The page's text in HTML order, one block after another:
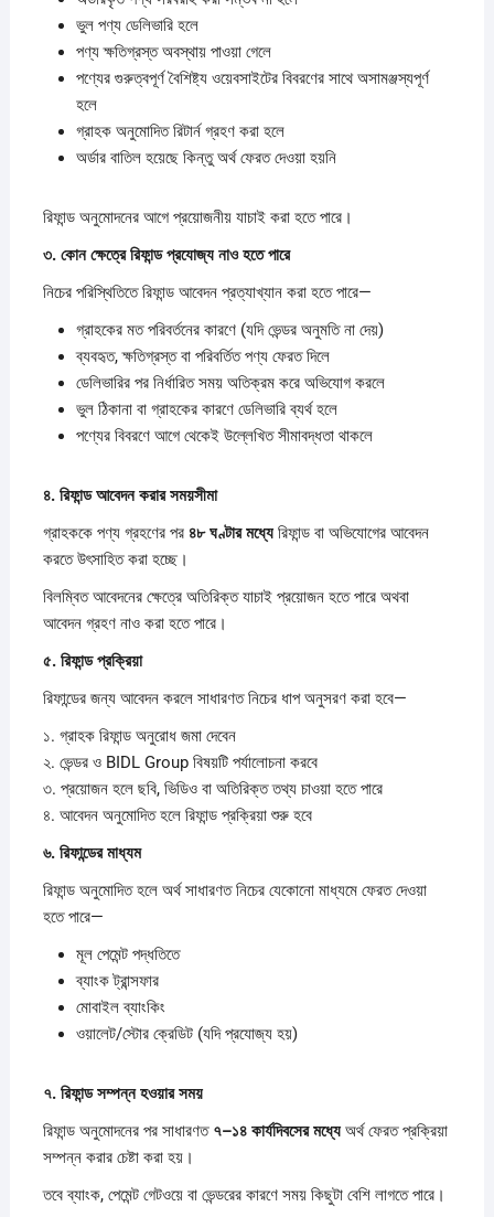
ভুল পণ্য ডেলিভারি হলে
পণ্য ক্ষতিগ্রস্ত অবস্থায় পাওয়া গেলে
পণ্যের গুরুত্বপূর্ণ বৈশিষ্ট্য ওয়েবসাইটের বিবরণের সাথে অসামঞ্জস্যপূর্ণ
হলে
গ্রাহক অনুমোদিত রিটার্ন গ্রহণ করা হলে
অর্ডার বাতিল হয়েছে কিন্তু অর্থ ফেরত দেওয়া হয়নি
রিফান্ড অনুমোদনের আগে প্রয়োজনীয় যাচাই করা হতে পারে।
৩. কোনক্ষেত্রেরিফান্ডপ্রযোজ্যনাওহতেপারে
নিচের পরিস্থিতিতে রিফান্ড আবেদন প্রত্যাখ্যান করা হতে পারে—
গ্রাহকের মত পরিবর্তনের কারণে (যদি ভেন্ডর অনুমতি না দেয়)
ব্যবহৃত, ক্ষতিগ্রস্ত বা পরিবর্তিত পণ্য ফেরত দিলে
ডেলিভারির পর নির্ধারিত সময় অতিক্রম করে অভিযোগ করলে
ভুল ঠিকানা বা গ্রাহকের কারণে ডেলিভারি ব্যর্থ হলে
পণ্যের বিবরণে আগে থেকেই উল্লেখিত সীমাবদ্ধতা থাকলে
৪. রিফান্ডআবেদনকরারসময়সীমা
গ্রাহককে পণ্য গ্রহণের পর ৪৮ঘণ্টারমধ্যেরিফান্ড বা অভিযোগের আবেদন
করতে উৎসাহিত করা হচ্ছে।
বিলম্বিত আবেদনের ক্ষেত্রে অতিরিক্ত যাচাই প্রয়োজন হতে পারে অথবা
আবেদন গ্রহণ নাও করা হতে পারে।
৫. রিফান্ডপ্রক্রিয়া
রিফান্ডের জন্য আবেদন করলে সাধারণত নিচের ধাপ অনুসরণ করা হবে—
১. গ্রাহক রিফান্ড অনুরোধ জমা দেবেন
২. ভেন্ডর ও BIDL Group বিষয়টি পর্যালোচনা করবে
৩. প্রয়োজন হলে ছবি, ভিডিও বা অতিরিক্ত তথ্য চাওয়া হতে পারে
৪. আবেদন অনুমোদিত হলে রিফান্ড প্রক্রিয়া শুরু হবে
৬. রিফান্ডেরমাধ্যম
রিফান্ড অনুমোদিত হলে অর্থ সাধারণত নিচের যেকোনো মাধ্যমে ফেরত দেওয়া
হতে পারে—
মূল পেমেন্ট পদ্ধতিতে
ব্যাংক ট্রান্সফার
মোবাইল ব্যাংকিং
ওয়ালেট/স্টোর ক্রেডিট (যদি প্রযোজ্য হয়)
৭. রিফান্ডসম্পন্নহওয়ারসময়
রিফান্ড অনুমোদনের পর সাধারণত ৭–১৪ কার্যদিবসেরমধ্যেঅর্থ ফেরত প্রক্রিয়া
সম্পন্ন করার চেষ্টা করা হয়।
তবে ব্যাংক, পেমেন্ট গেটওয়ে বা ভেন্ডরের কারণে সময় কিছুটা বেশি লাগতে পারে।